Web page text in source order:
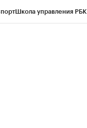
Школа управления РБК